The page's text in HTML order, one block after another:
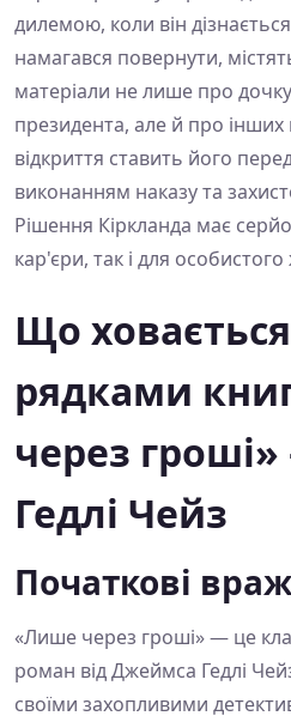
дилемою, коли він
намагався повернути,
матеріали не лише про
президента, але й про інших
відкриття ставить його
виконанням наказу та
Рішення Кіркланда має
кар'єри, так і для
Що
рядками
через
Гедлі Чейз
Початкові
«Лише через гроші» — це
роман від Джеймса Гедлі
своїми захопливими